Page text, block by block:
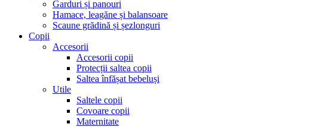
Garduri și panouri
Hamace, leagăne și balansoare
Scaune grădină și șezlonguri
Copii
Accesorii
Accesorii copii
Protecții saltea copii
Saltea înfășat bebeluși
Utile
Saltele copii
Covoare copii
Maternitate